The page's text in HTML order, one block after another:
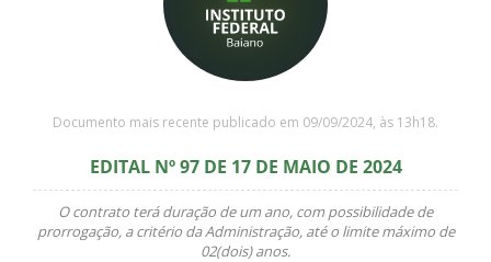
Documento mais recente publicado em 09/09/2024, às 13h18.
EDITAL Nº 97 DE 17 DE MAIO DE 2024
O contrato terá duração de um ano, com possibilidade de
prorrogação, a critério da Administração, até o limite máximo de
02(dois) anos.